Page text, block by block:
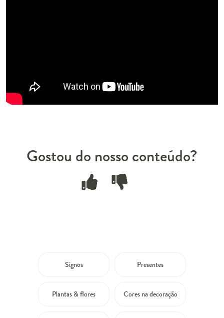
Gostou do nosso conteúdo?
Signos Presentes
Plantas & flores Cores na decoração